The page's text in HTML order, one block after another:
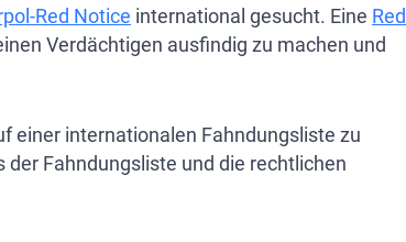
Red Notice international gesucht. Eine Red
Verdächtigen ausfindig zu machen und
einer internationalen Fahndungsliste zu
Fahndungsliste und die rechtlichen